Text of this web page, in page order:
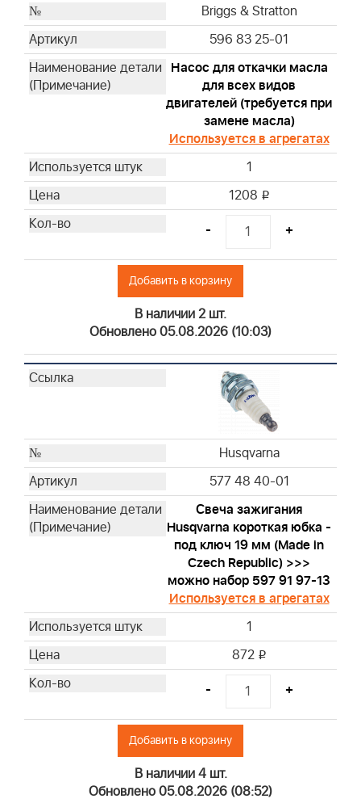
Briggs & Stratton
Briggs & Stratton
Briggs & Stratton
Briggs & Stratton
Briggs & Stratton
Briggs & Stratton
Briggs & Stratton
Briggs & Stratton
Briggs & Stratton
Briggs & Stratton
Briggs & Stratton
Briggs & Stratton
Briggs & Stratton
Briggs & Stratton
Briggs & Stratton
Briggs & Stratton
Briggs & Stratton
Briggs & Stratton
Briggs & Stratton
Briggs & Stratton
Briggs & Stratton
Briggs & Stratton
Briggs & Stratton
Briggs & Stratton
Briggs & Stratton
Briggs & Stratton
Briggs & Stratton
Briggs & Stratton
Briggs & Stratton
Briggs & Stratton
Briggs & Stratton
Briggs & Stratton
Briggs & Stratton
596 83 25-01
Насос для откачки масла
для всех видов
двигателей (требуется при
замене масла)
Используется в агрегатах
1
1208 i
- +
Добавить в корзину
В наличии 2 шт.
Обновлено 05.08.2026 (10:03)
Husqvarna
577 48 40-01
Свеча зажигания
Husqvarna короткая юбка -
под ключ 19 мм (Made in
Czech Republic) >>>
можно набор 597 91 97-13
Используется в агрегатах
1
872 i
- +
Добавить в корзину
В наличии 4 шт.
Обновлено 05.08.2026 (08:52)